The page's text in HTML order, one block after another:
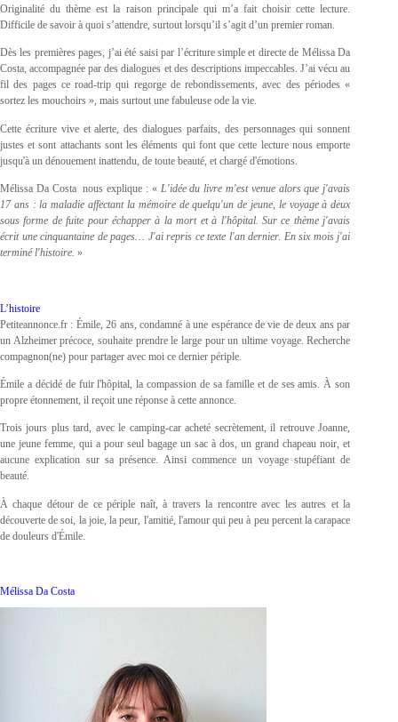
Originalité du thème est la raison principale qui m’a fait choisir cette lecture.
Difficile de savoir à quoi s’attendre, surtout lorsqu’il s’agit d’un premier roman.
Dès les premières pages, j’ai été saisi par l’écriture simple et directe de Mélissa Da
Costa, accompagnée par des dialogues et des descriptions impeccables. J’ai vécu au
fil des pages ce road-trip qui regorge de rebondissements, avec des périodes «
sortez les mouchoirs », mais surtout une fabuleuse ode la vie.
Cette écriture vive et alerte, des dialogues parfaits, des personnages qui sonnent
justes et sont attachants sont les éléments qui font que cette lecture nous emporte
jusqu'à un dénouement inattendu, de toute beauté, et chargé d'émotions.
Mélissa Da Costa nous explique : « L'idée du livre m'est venue alors que j'avais
17 ans : la maladie affectant la mémoire de quelqu'un de jeune, le voyage à deux
sous forme de fuite pour échapper à la mort et à l'hôpital. Sur ce thème j'avais
écrit une cinquantaine de pages… J'ai repris ce texte l'an dernier. En six mois j'ai
terminé l'histoire. »
L’histoire
Petiteannonce.fr : Émile, 26 ans, condamné à une espérance de vie de deux ans par
un Alzheimer précoce, souhaite prendre le large pour un ultime voyage. Recherche
compagnon(ne) pour partager avec moi ce dernier périple.
Émile a décidé de fuir l'hôpital, la compassion de sa famille et de ses amis. À son
propre étonnement, il reçoit une réponse à cette annonce.
Trois jours plus tard, avec le camping-car acheté secrètement, il retrouve Joanne,
une jeune femme, qui a pour seul bagage un sac à dos, un grand chapeau noir, et
aucune explication sur sa présence. Ainsi commence un voyage stupéfiant de
beauté.
À chaque détour de ce périple naît, à travers la rencontre avec les autres et la
découverte de soi, la joie, la peur, l'amitié, l'amour qui peu à peu percent la carapace
de douleurs d'Émile.
Mélissa Da Costa